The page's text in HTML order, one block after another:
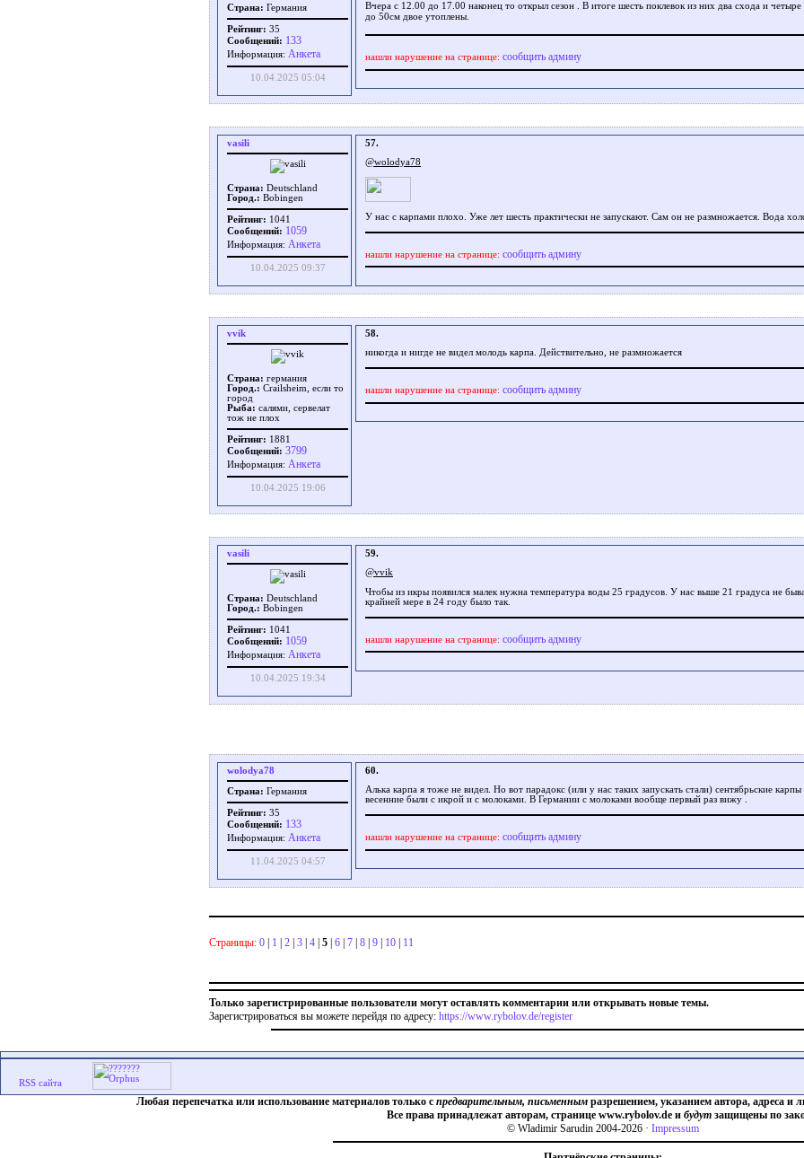
Страна: Германия
Рейтинг: 35
Сообщений: 133
Информация: Aнкета
10.04.2025 05:04
Вчера с 12.00 до 17.00 наконец то открыл сезон . В итоге шесть поклевок из них два схода и четыре
до 50см двое утоплены.
нашли нарушение на странице: сообщить админу
vasili
Страна: Deutschland
Город.: Bobingen
Рейтинг: 1041
Сообщений: 1059
Информация: Aнкета
10.04.2025 09:37
57.
@wolodya78
У нас с карпами плохо. Уже лет шесть практически не запускают. Сам он не размножается. Вода
нашли нарушение на странице: сообщить админу
vvik
Страна: германия
Город.: Crailsheim, если то
город
Рыба: салями, сервелат
тож не плох
Рейтинг: 1881
Сообщений: 3799
Информация: Aнкета
10.04.2025 19:06
58.
никогда и нигде не видел молодь карпа. Действительно, не размножается
нашли нарушение на странице: сообщить админу
vasili
Страна: Deutschland
Город.: Bobingen
Рейтинг: 1041
Сообщений: 1059
Информация: Aнкета
10.04.2025 19:34
59.
@vvik
Чтобы из икры появился малек нужна температура воды 25 градусов. У нас выше 21 градуса не
крайней мере в 24 году было так.
нашли нарушение на странице: сообщить админу
wolodya78
Страна: Германия
Рейтинг: 35
Сообщений: 133
Информация: Aнкета
11.04.2025 04:57
60.
Алька карпа я тоже не видел. Но вот парадокс (или у нас таких запускать стали) сентябрьские карпы
весенние были с икрой и с молоками. В Германии с молоками вообще первый раз вижу .
нашли нарушение на странице: сообщить админу
Страницы: 0 | 1 | 2 | 3 | 4 | 5 | 6 | 7 | 8 | 9 | 10 | 11
Только зарегистрированные пользователи могут оставлять комментарии или открывать новые темы.
Зарегистрироваться вы можете перейдя по адресу: https://www.rybolov.de/register
Любая перепечатка или использование материалов только с предварительным, письменнымразрешением, указанием автора, адреса и
Все права принадлежат авторам, странице www.rybolov.de и будут защищены по
© Wladimir Sarudin 2004-2026 · Impressum